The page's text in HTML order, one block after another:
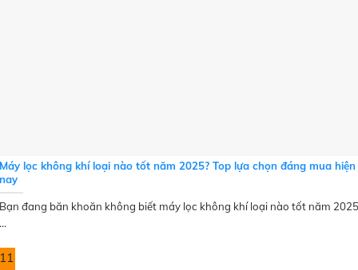
Máy lọc không khí loại nào tốt năm 2025? Top lựa chọn đáng mua hiện
nay
Bạn đang băn khoăn không biết máy lọc không khí loại nào tốt năm 2025
...
11